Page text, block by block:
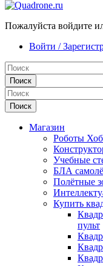
Пожалуйста войдите
Войти /
Поиск
Поиск
Магазин
Роботы
Учебные
БЛА
Полётные
Купить
пульт